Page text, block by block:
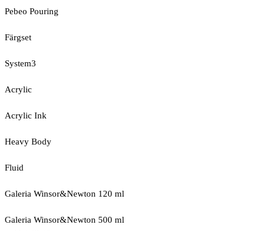
Pebeo Pouring
Färgset
System3
Acrylic
Acrylic Ink
Heavy Body
Fluid
Galeria Winsor&Newton 120 ml
Galeria Winsor&Newton 500 ml